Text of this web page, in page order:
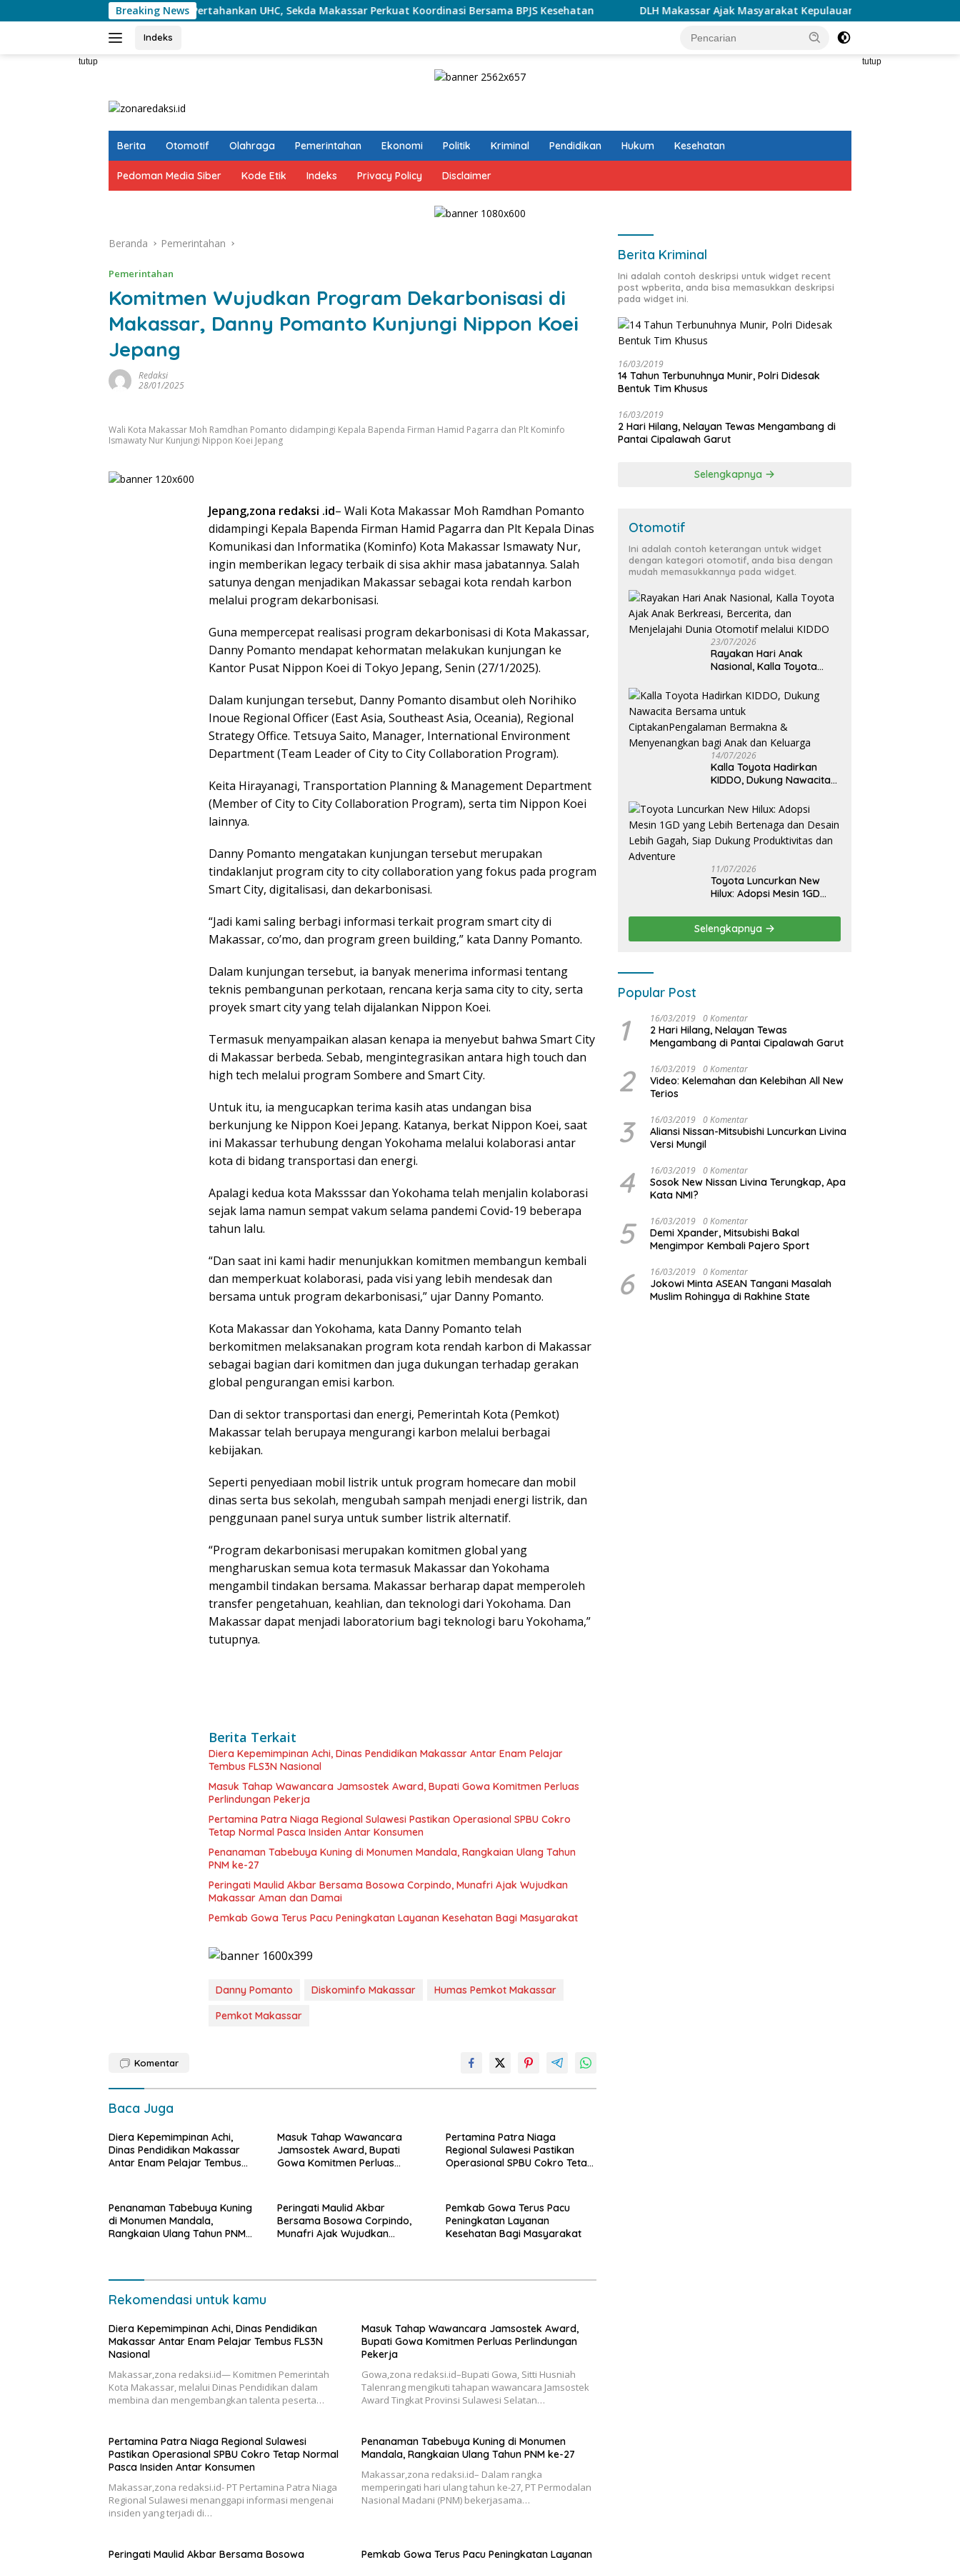
ke
Breaking News
Pertahankan UHC, Sekda Makassar Perkuat Koordinasi Bersama BPJS Kesehatan DLH Makassar Ajak Masyarakat Kepulauan Jaga Keanekaragaman Hayati
Indeks
tutup tutup
Berita Otomotif Olahraga Pemerintahan Ekonomi Politik Kriminal Pendidikan Hukum Kesehatan
Pedoman Media Siber Kode Etik Indeks Privacy Policy Disclaimer
Beranda Pemerintahan
Pemerintahan
Komitmen Wujudkan Program Dekarbonisasi di
Makassar, Danny Pomanto Kunjungi Nippon Koei
Jepang
Redaksi
28/01/2025
Wali Kota Makassar Moh Ramdhan Pomanto didampingi Kepala Bapenda Firman Hamid Pagarra dan Plt Kominfo
Ismawaty Nur Kunjungi Nippon Koei Jepang
Jepang,zona redaksi .id– Wali Kota Makassar Moh Ramdhan Pomanto
didampingi Kepala Bapenda Firman Hamid Pagarra dan Plt Kepala Dinas
Komunikasi dan Informatika (Kominfo) Kota Makassar Ismawaty Nur,
ingin memberikan legacy terbaik di sisa akhir masa jabatannya. Salah
satunya dengan menjadikan Makassar sebagai kota rendah karbon
melalui program dekarbonisasi.
Guna mempercepat realisasi program dekarbonisasi di Kota Makassar,
Danny Pomanto mendapat kehormatan melakukan kunjungan ke
Kantor Pusat Nippon Koei di Tokyo Jepang, Senin (27/1/2025).
Dalam kunjungan tersebut, Danny Pomanto disambut oleh Norihiko
Inoue Regional Officer (East Asia, Southeast Asia, Oceania), Regional
Strategy Office. Tetsuya Saito, Manager, International Environment
Department (Team Leader of City to City Collaboration Program).
Keita Hirayanagi, Transportation Planning & Management Department
(Member of City to City Collaboration Program), serta tim Nippon Koei
lainnya.
Danny Pomanto mengatakan kunjungan tersebut merupakan
tindaklanjut program city to city collaboration yang fokus pada program
Smart City, digitalisasi, dan dekarbonisasi.
“Jadi kami saling berbagi informasi terkait program smart city di
Makassar, co’mo, dan program green building,” kata Danny Pomanto.
Dalam kunjungan tersebut, ia banyak menerima informasi tentang
teknis pembangunan perkotaan, rencana kerja sama city to city, serta
proyek smart city yang telah dijalankan Nippon Koei.
Termasuk menyampaikan alasan kenapa ia menyebut bahwa Smart City
di Makassar berbeda. Sebab, mengintegrasikan antara high touch dan
high tech melalui program Sombere and Smart City.
Untuk itu, ia mengucapkan terima kasih atas undangan bisa
berkunjung ke Nippon Koei Jepang. Katanya, berkat Nippon Koei, saat
ini Makassar terhubung dengan Yokohama melalui kolaborasi antar
kota di bidang transportasi dan energi.
Apalagi kedua kota Maksssar dan Yokohama telah menjalin kolaborasi
sejak lama namun sempat vakum selama pandemi Covid-19 beberapa
tahun lalu.
“Dan saat ini kami hadir menunjukkan komitmen membangun kembali
dan memperkuat kolaborasi, pada visi yang lebih mendesak dan
bersama untuk program dekarbonisasi,” ujar Danny Pomanto.
Kota Makassar dan Yokohama, kata Danny Pomanto telah
berkomitmen melaksanakan program kota rendah karbon di Makassar
sebagai bagian dari komitmen dan juga dukungan terhadap gerakan
global pengurangan emisi karbon.
Dan di sektor transportasi dan energi, Pemerintah Kota (Pemkot)
Makassar telah berupaya mengurangi karbon melalui berbagai
kebijakan.
Seperti penyediaan mobil listrik untuk program homecare dan mobil
dinas serta bus sekolah, mengubah sampah menjadi energi listrik, dan
penggunaan panel surya untuk sumber listrik alternatif.
“Program dekarbonisasi merupakan komitmen global yang
mengharuskan semua kota termasuk Makassar dan Yokohama
mengambil tindakan bersama. Makassar berharap dapat memperoleh
transfer pengetahuan, keahlian, dan teknologi dari Yokohama. Dan
Makassar dapat menjadi laboratorium bagi teknologi baru Yokohama,”
tutupnya.
Berita Terkait
Diera Kepemimpinan Achi, Dinas Pendidikan Makassar Antar Enam Pelajar
Tembus FLS3N Nasional
Masuk Tahap Wawancara Jamsostek Award, Bupati Gowa Komitmen Perluas
Perlindungan Pekerja
Pertamina Patra Niaga Regional Sulawesi Pastikan Operasional SPBU Cokro
Tetap Normal Pasca Insiden Antar Konsumen
Penanaman Tabebuya Kuning di Monumen Mandala, Rangkaian Ulang Tahun
PNM ke-27
Peringati Maulid Akbar Bersama Bosowa Corpindo, Munafri Ajak Wujudkan
Makassar Aman dan Damai
Pemkab Gowa Terus Pacu Peningkatan Layanan Kesehatan Bagi Masyarakat
Danny Pomanto Diskominfo Makassar
Humas Pemkot Makassar
Pemkot Makassar
Komentar
Baca Juga
Diera Kepemimpinan Achi,
Dinas Pendidikan Makassar
Antar Enam Pelajar Tembus
Masuk Tahap Wawancara
Jamsostek Award, Bupati
Gowa Komitmen Perluas
Pertamina Patra Niaga
Regional Sulawesi Pastikan
Operasional SPBU Cokro Tetap
Penanaman Tabebuya Kuning
di Monumen Mandala,
Rangkaian Ulang Tahun PNM
Peringati Maulid Akbar
Bersama Bosowa Corpindo,
Munafri Ajak Wujudkan
Pemkab Gowa Terus Pacu
Peningkatan Layanan
Kesehatan Bagi Masyarakat
Rekomendasi untuk kamu
Diera Kepemimpinan Achi, Dinas Pendidikan
Makassar Antar Enam Pelajar Tembus FLS3N
Nasional
Makassar,zona redaksi.id— Komitmen Pemerintah
Kota Makassar, melalui Dinas Pendidikan dalam
membina dan mengembangkan talenta peserta…
Masuk Tahap Wawancara Jamsostek Award,
Bupati Gowa Komitmen Perluas Perlindungan
Pekerja
Gowa,zona redaksi.id–Bupati Gowa, Sitti Husniah
Talenrang mengikuti tahapan wawancara Jamsostek
Award Tingkat Provinsi Sulawesi Selatan…
Pertamina Patra Niaga Regional Sulawesi
Pastikan Operasional SPBU Cokro Tetap Normal
Pasca Insiden Antar Konsumen
Makassar,zona redaksi.id- PT Pertamina Patra Niaga
Regional Sulawesi menanggapi informasi mengenai
insiden yang terjadi di…
Penanaman Tabebuya Kuning di Monumen
Mandala, Rangkaian Ulang Tahun PNM ke-27
Makassar,zona redaksi.id– Dalam rangka
memperingati hari ulang tahun ke-27, PT Permodalan
Nasional Madani (PNM) bekerjasama…
Peringati Maulid Akbar Bersama Bosowa Pemkab Gowa Terus Pacu Peningkatan Layanan
Berita Kriminal
Ini adalah contoh deskripsi untuk widget recent
post wpberita, anda bisa memasukkan deskripsi
pada widget ini.
16/03/2019
14 Tahun Terbunuhnya Munir, Polri Didesak
Bentuk Tim Khusus
16/03/2019
2 Hari Hilang, Nelayan Tewas Mengambang di
Pantai Cipalawah Garut
Selengkapnya
Otomotif
Ini adalah contoh keterangan untuk widget
dengan kategori otomotif, anda bisa dengan
mudah memasukkannya pada widget.
23/07/2026
Rayakan Hari Anak
Nasional, Kalla Toyota
Bercerita, dan Menjelajahi
Dunia Otomotif melalui
KIDDO
14/07/2026
Kalla Toyota Hadirkan
KIDDO, Dukung Nawacita
CiptakanPengalaman
Bermakna &
Menyenangkan bagi Anak
dan Keluarga
11/07/2026
Toyota Luncurkan New
Hilux: Adopsi Mesin 1GD
Desain Lebih Gagah, Siap
Dukung Produktivitas dan
Adventure
Selengkapnya
Popular Post
1 16/03/2019 0 Komentar
2 Hari Hilang, Nelayan Tewas
Mengambang di Pantai Cipalawah Garut
2 16/03/2019 0 Komentar
Video: Kelemahan dan Kelebihan All New
Terios
3 16/03/2019 0 Komentar
Aliansi Nissan-Mitsubishi Luncurkan Livina
Versi Mungil
4 16/03/2019 0 Komentar
Sosok New Nissan Livina Terungkap, Apa
Kata NMI?
5 16/03/2019 0 Komentar
Demi Xpander, Mitsubishi Bakal
Mengimpor Kembali Pajero Sport
6 16/03/2019 0 Komentar
Jokowi Minta ASEAN Tangani Masalah
Muslim Rohingya di Rakhine State